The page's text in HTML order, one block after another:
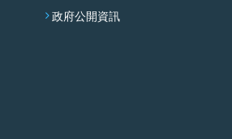
政府公開資訊